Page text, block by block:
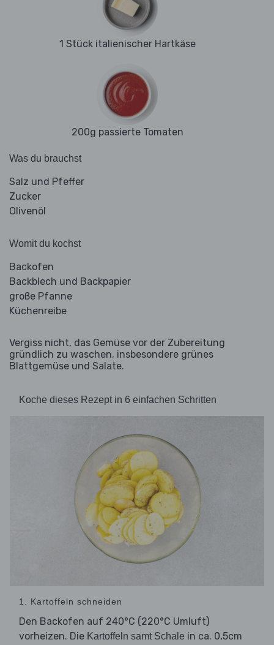
1 Stück italienischer Hartkäse
200g passierte Tomaten
Was du brauchst
Salz und Pfeffer
Zucker
Olivenöl
Womit du kochst
Backofen
Backblech und Backpapier
große Pfanne
Küchenreibe
Vergiss nicht, das Gemüse vor der Zubereitung
gründlich zu waschen, insbesondere grünes
Blattgemüse und Salate.
Koche dieses Rezept in 6 einfachen Schritten
1. Kartoffeln schneiden
Den Backofen auf 240°C (220°C Umluft)
vorheizen. Die Kartoffeln samt Schale in ca. 0,5cm